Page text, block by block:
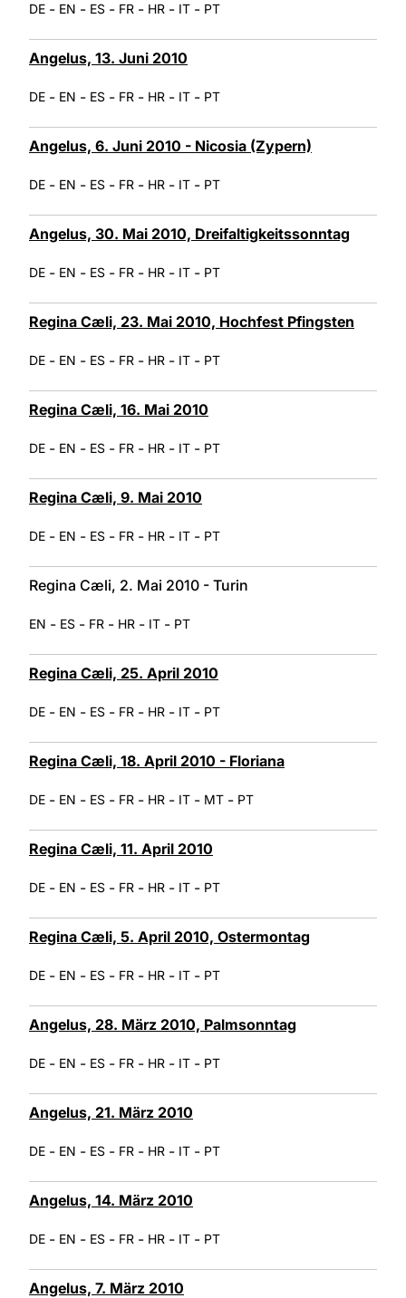
DE - EN - ES - FR - HR - IT - PT
Angelus, 13. Juni 2010
DE - EN - ES - FR - HR - IT - PT
Angelus, 6. Juni 2010 - Nicosia (Zypern)
DE - EN - ES - FR - HR - IT - PT
Angelus, 30. Mai 2010, Dreifaltigkeitssonntag
DE - EN - ES - FR - HR - IT - PT
Regina Cæli, 23. Mai 2010, Hochfest Pfingsten
DE - EN - ES - FR - HR - IT - PT
Regina Cæli, 16. Mai 2010
DE - EN - ES - FR - HR - IT - PT
Regina Cæli, 9. Mai 2010
DE - EN - ES - FR - HR - IT - PT
Regina Cæli, 2. Mai 2010 - Turin
EN - ES - FR - HR - IT - PT
Regina Cæli, 25. April 2010
DE - EN - ES - FR - HR - IT - PT
Regina Cæli, 18. April 2010 - Floriana
DE - EN - ES - FR - HR - IT - MT - PT
Regina Cæli, 11. April 2010
DE - EN - ES - FR - HR - IT - PT
Regina Cæli, 5. April 2010, Ostermontag
DE - EN - ES - FR - HR - IT - PT
Angelus, 28. März 2010, Palmsonntag
DE - EN - ES - FR - HR - IT - PT
Angelus, 21. März 2010
DE - EN - ES - FR - HR - IT - PT
Angelus, 14. März 2010
DE - EN - ES - FR - HR - IT - PT
Angelus, 7. März 2010